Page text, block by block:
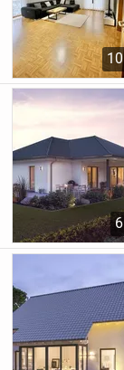
10
6